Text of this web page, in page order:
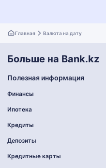
Главная Валюта на дату
Больше на Bank.kz
Полезная информация
Финансы
Ипотека
Кредиты
Депозиты
Кредитные карты